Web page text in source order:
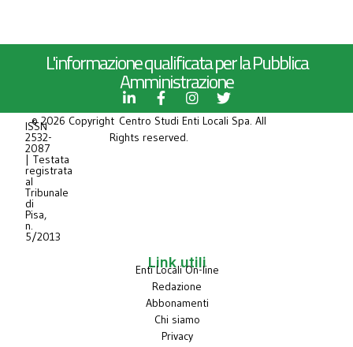
L'informazione qualificata per la Pubblica
Amministrazione
ISSN
2532-
2087
| Testata
registrata
al
Tribunale
di
Pisa,
n.
5/2013
© 2026 Copyright Centro Studi Enti Locali Spa. All
Rights reserved.
Link utili
Enti Locali On-line
Redazione
Abbonamenti
Chi siamo
Privacy